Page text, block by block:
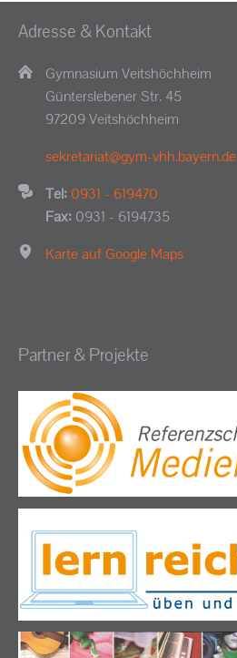
Adresse & Kontakt
Gymnasium Veitshöchheim
Günterslebener Str. 45
97209 Veitshöchheim
sekretariat@gym-vhh.bayern.de
Tel: 0931 - 619470
Fax: 0931 - 6194735
Karte auf Google Maps
Partner & Projekte